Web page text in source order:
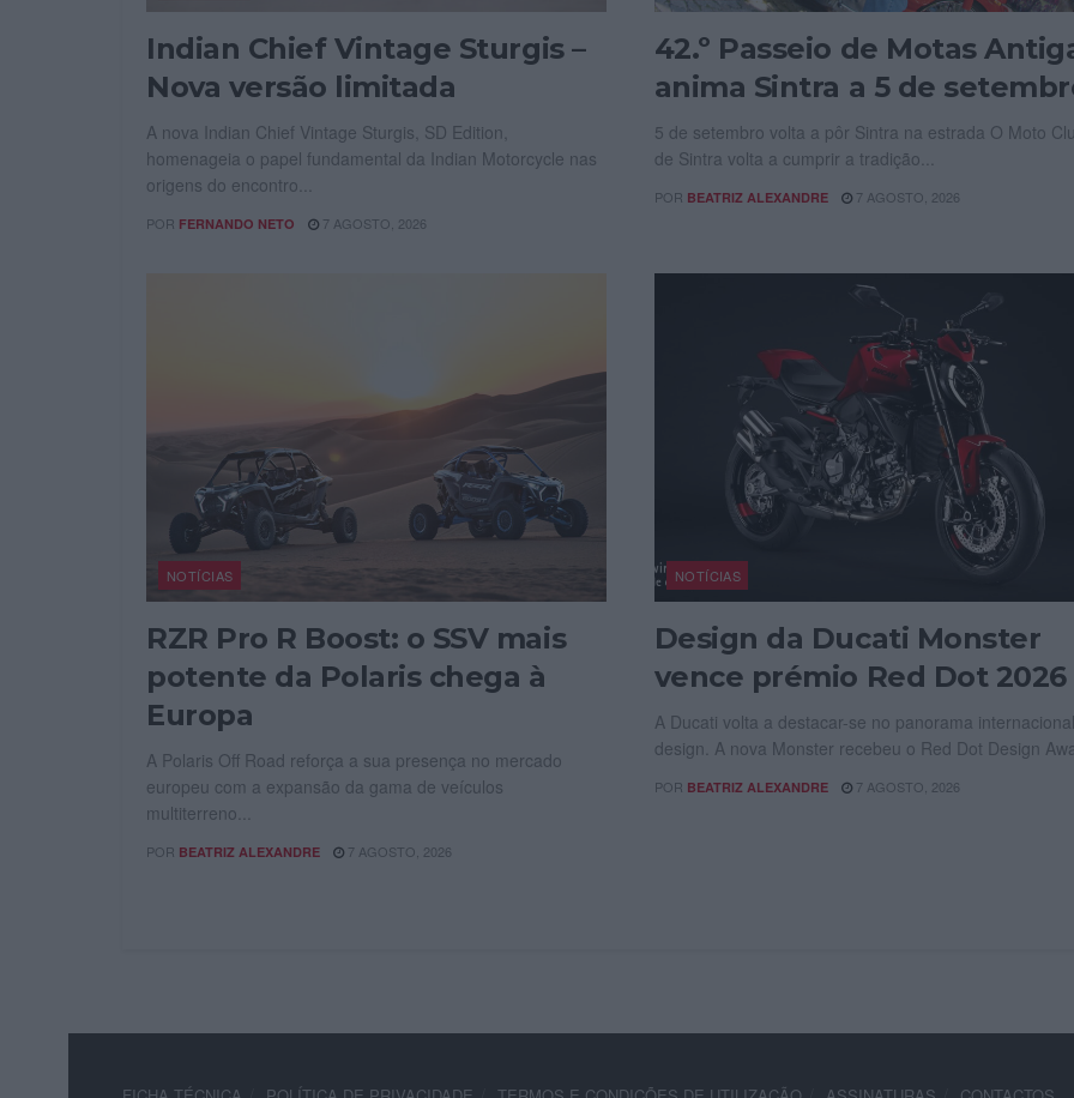
Indian Chief Vintage Sturgis –
Nova versão limitada
A nova Indian Chief Vintage Sturgis, SD Edition,
homenageia o papel fundamental da Indian Motorcycle nas
origens do encontro...
POR FERNANDO NETO 7 AGOSTO, 2026
42.º Passeio de Motas
anima Sintra a 5 de
5 de setembro volta a pôr Sintra na estrada O Moto
de Sintra volta a cumprir a tradição...
POR BEATRIZ ALEXANDRE 7 AGOSTO, 2026
NOTÍCIAS
RZR Pro R Boost: o SSV mais
potente da Polaris chega à
Europa
A Polaris Off Road reforça a sua presença no mercado
europeu com a expansão da gama de veículos
multiterreno...
POR BEATRIZ ALEXANDRE 7 AGOSTO, 2026
NOTÍCIAS
Design da Ducati Monster
vence prémio Red Dot 2026
A Ducati volta a destacar-se no panorama
design. A nova Monster recebeu o Red Dot Design
POR BEATRIZ ALEXANDRE 7 AGOSTO, 2026